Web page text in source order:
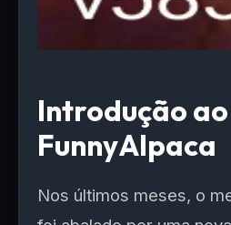
Introdução ao
FunnyAlpaca
Nos últimos meses, o